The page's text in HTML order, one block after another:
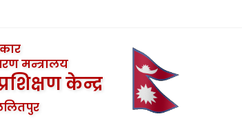
मन्त्रालय
केन्द्र